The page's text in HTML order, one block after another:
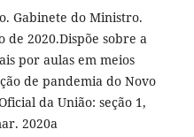
Gabinete do Ministro.
de 2020.Dispõe sobre a
por aulas em meios
de pandemia do Novo
da União: seção 1,
2020a